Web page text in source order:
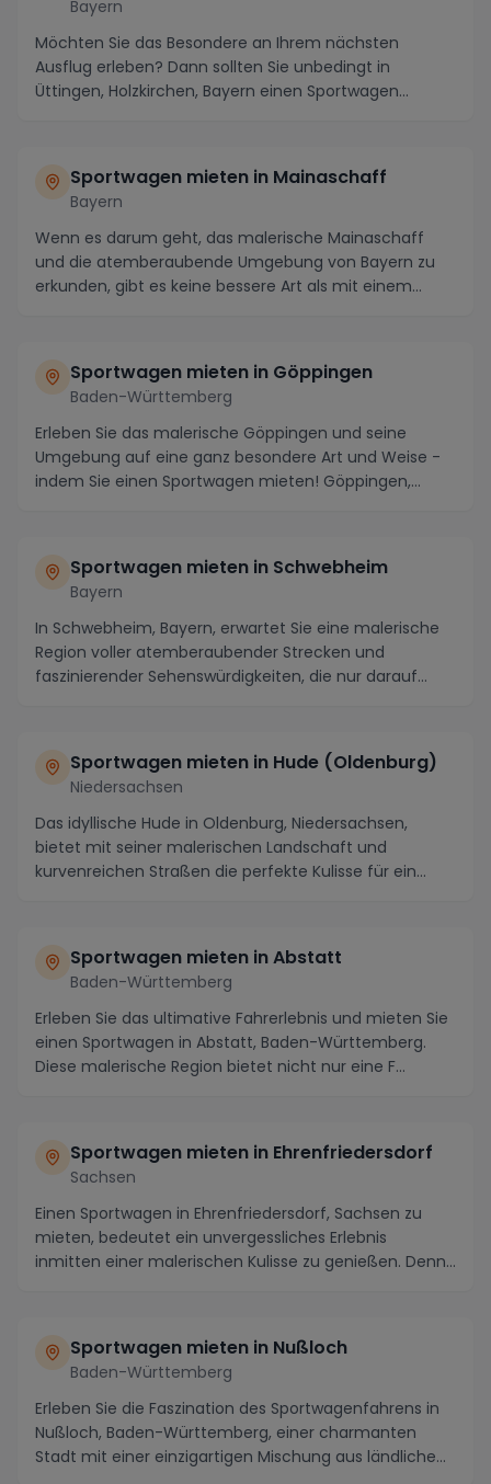
Bayern
Möchten Sie das Besondere an Ihrem nächsten
Ausflug erleben? Dann sollten Sie unbedingt in
Üttingen, Holzkirchen, Bayern einen Sportwagen
Sportwagen mieten in Mainaschaff
Bayern
Wenn es darum geht, das malerische Mainaschaff
und die atemberaubende Umgebung von Bayern zu
erkunden, gibt es keine bessere Art als mit einem
Sportwagen mieten in Göppingen
Baden-Württemberg
Erleben Sie das malerische Göppingen und seine
Umgebung auf eine ganz besondere Art und Weise -
indem Sie einen Sportwagen mieten! Göppingen,
Sportwagen mieten in Schwebheim
Bayern
In Schwebheim, Bayern, erwartet Sie eine malerische
Region voller atemberaubender Strecken und
faszinierender Sehenswürdigkeiten, die nur darauf
Sportwagen mieten in Hude (Oldenburg)
Niedersachsen
Das idyllische Hude in Oldenburg, Niedersachsen,
bietet mit seiner malerischen Landschaft und
kurvenreichen Straßen die perfekte Kulisse für ein
Sportwagen mieten in Abstatt
Baden-Württemberg
Erleben Sie das ultimative Fahrerlebnis und mieten Sie
einen Sportwagen in Abstatt, Baden-Württemberg.
Diese malerische Region bietet nicht nur eine F...
Sportwagen mieten in Ehrenfriedersdorf
Sachsen
Einen Sportwagen in Ehrenfriedersdorf, Sachsen zu
mieten, bedeutet ein unvergessliches Erlebnis
inmitten einer malerischen Kulisse zu genießen. Denn
Sportwagen mieten in Nußloch
Baden-Württemberg
Erleben Sie die Faszination des Sportwagenfahrens in
Nußloch, Baden-Württemberg, einer charmanten
Stadt mit einer einzigartigen Mischung aus ländliche...